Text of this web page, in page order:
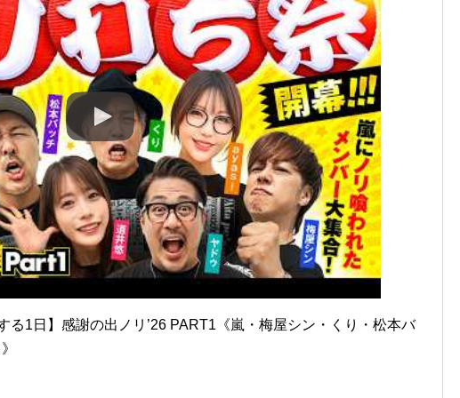
る1日】感謝の出ノリ’26 PART1《嵐・梅屋シン・くり・松本バ